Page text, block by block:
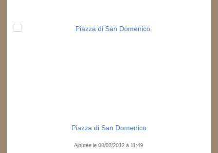
Piazza di San Domenico
Ajoutée le 08/02/2012 à 11:49